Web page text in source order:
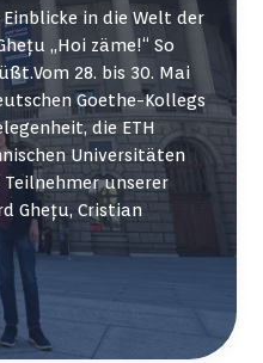
in die Welt der
„Hoi zäme!“ So
28. bis 30. Mai
Goethe-Kollegs
die ETH
Universitäten
Teilnehmer unserer
Ghețu, Cristian